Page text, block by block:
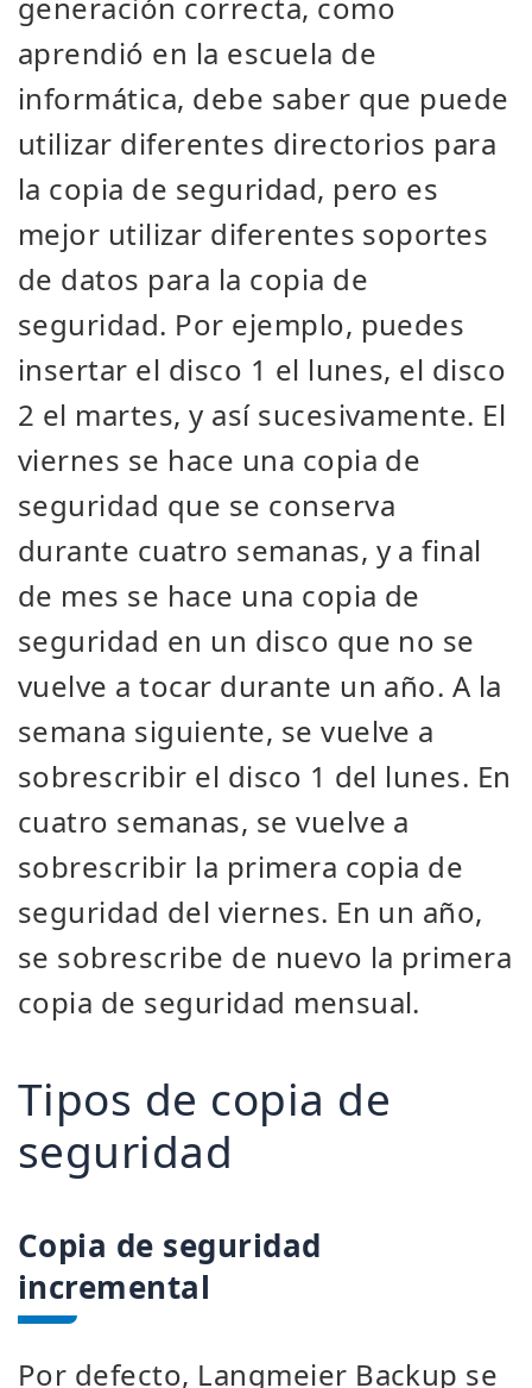
aprendió en la escuela de
informática, debe saber que puede
utilizar diferentes directorios para
la copia de seguridad, pero es
mejor utilizar diferentes soportes
de datos para la copia de
seguridad. Por ejemplo, puedes
insertar el disco 1 el lunes, el disco
2 el martes, y así sucesivamente. El
viernes se hace una copia de
seguridad que se conserva
durante cuatro semanas, y a final
de mes se hace una copia de
seguridad en un disco que no se
vuelve a tocar durante un año. A la
semana siguiente, se vuelve a
sobrescribir el disco 1 del lunes. En
cuatro semanas, se vuelve a
sobrescribir la primera copia de
seguridad del viernes. En un año,
se sobrescribe de nuevo la primera
copia de seguridad mensual.
Tipos de copia de
seguridad
Copia de seguridad
incremental
Por defecto, Langmeier Backup se